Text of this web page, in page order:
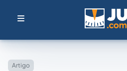
Artigo